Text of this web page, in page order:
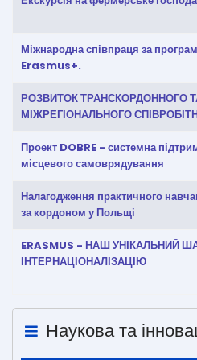
Міжнародна співпраця за
Erasmus+.
РОЗВИТОК ТРАНСКОРДОННОГО
МІЖРЕГІОНАЛЬНОГО
Проект DOBRE - системна
місцевого самоврядування
Налагодження практичного
за кордоном у Польщі
ERASMUS - НАШ УНІКАЛЬНИЙ
ІНТЕРНАЦІОНАЛІЗАЦІЮ
Наукова та